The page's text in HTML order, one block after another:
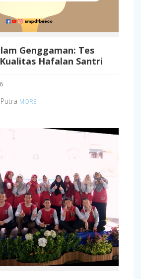
Genggaman: Tes
Hafalan Santri
MORE